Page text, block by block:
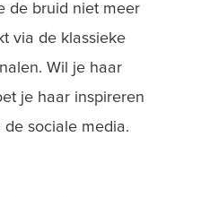
de bruid niet meer
via de klassieke
Wil je haar
je haar inspireren
sociale media.